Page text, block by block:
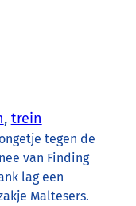
, trein
tegen de
van Finding
lag een
Maltesers.